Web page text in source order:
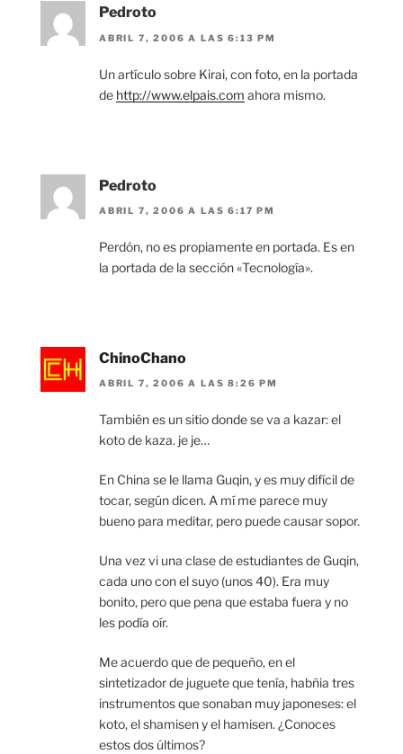
Pedroto
ABRIL 7, 2006 A LAS 6:13 PM
Un artículo sobre Kirai, con foto, en la portada
de http://www.elpais.com ahora mismo.
Pedroto
ABRIL 7, 2006 A LAS 6:17 PM
Perdón, no es propiamente en portada. Es en
la portada de la sección «Tecnología».
ChinoChano
ABRIL 7, 2006 A LAS 8:26 PM
También es un sitio donde se va a kazar: el
koto de kaza. je je…
En China se le llama Guqin, y es muy difícil de
tocar, según dicen. A mí me parece muy
bueno para meditar, pero puede causar sopor.
Una vez vi una clase de estudiantes de Guqin,
cada uno con el suyo (unos 40). Era muy
bonito, pero que pena que estaba fuera y no
les podía oír.
Me acuerdo que de pequeño, en el
sintetizador de juguete que tenía, habñia tres
instrumentos que sonaban muy japoneses: el
koto, el shamisen y el hamisen. ¿Conoces
estos dos últimos?